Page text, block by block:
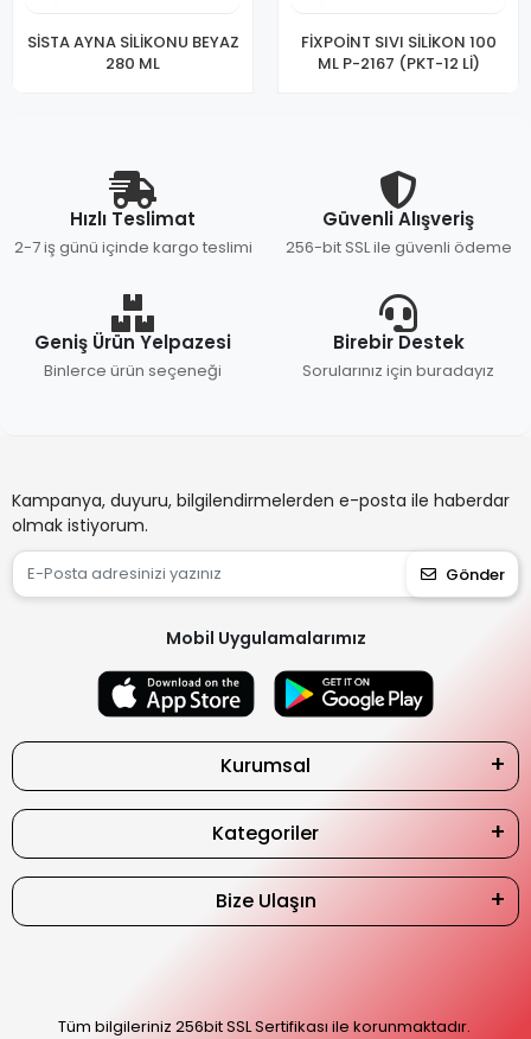
SİSTA AYNA SİLİKONU BEYAZ
280 ML
FİXPOİNT SIVI SİLİKON 100
ML P-2167 (PKT-12 Lİ)
Hızlı Teslimat
2-7 iş günü içinde kargo teslimi
Güvenli Alışveriş
256-bit SSL ile güvenli ödeme
Geniş Ürün Yelpazesi
Binlerce ürün seçeneği
Birebir Destek
Sorularınız için buradayız
Kampanya, duyuru, bilgilendirmelerden e-posta ile haberdar
olmak istiyorum.
Gönder
Mobil Uygulamalarımız
Kurumsal
Kategoriler
Bize Ulaşın
Tüm bilgileriniz 256bit SSL Sertifikası ile korunmaktadır.